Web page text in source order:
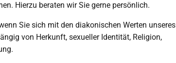
Hierzu beraten wir Sie gerne persönlich.
Sie sich mit den diakonischen Werten unseres
von Herkunft, sexueller Identität, Religion,